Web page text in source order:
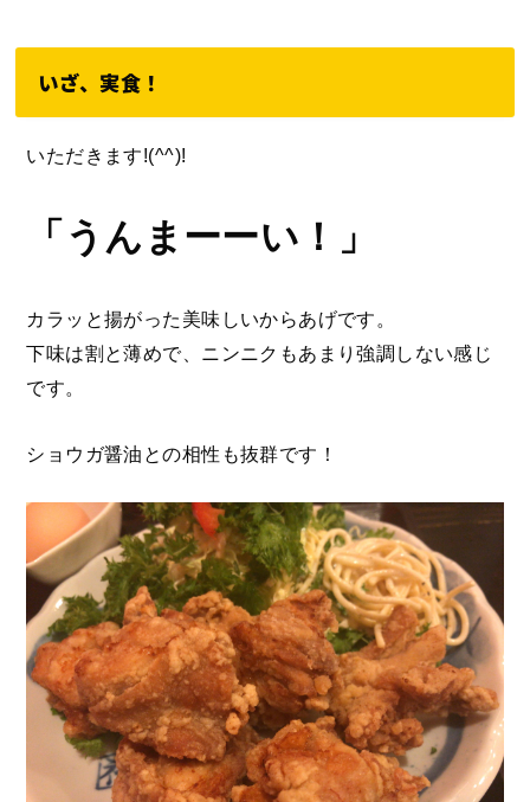
いざ、実食！
いただきます!(^^)!
「うんまーーい！」
カラッと揚がった美味しいからあげです。
下味は割と薄めで、ニンニクもあまり強調しない感じ
です。
ショウガ醤油との相性も抜群です！